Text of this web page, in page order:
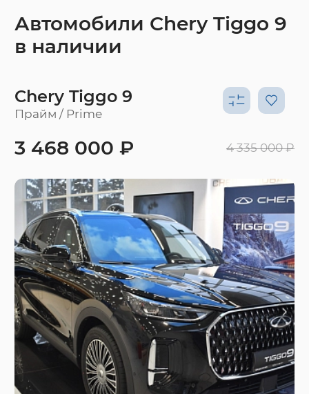
Автомобили Chery Tiggo 9
в наличии
Chery Tiggo 9
Прайм / Prime
3 468 000 ₽ 4 335 000 ₽